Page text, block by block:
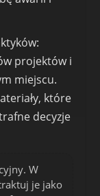
projektów i
miejscu.
które
decyzje
W
je jako